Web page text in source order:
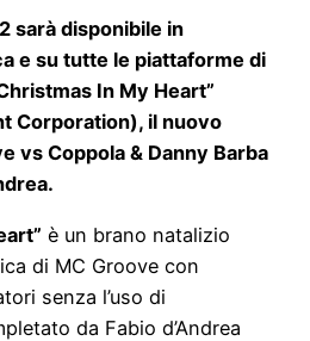
sarà disponibile in
e su tutte le piattaforme di
In My Heart”
Corporation), il nuovo
vs Coppola & Danny Barba
è un brano natalizio
di MC Groove con
senza l’uso di
da Fabio d’Andrea